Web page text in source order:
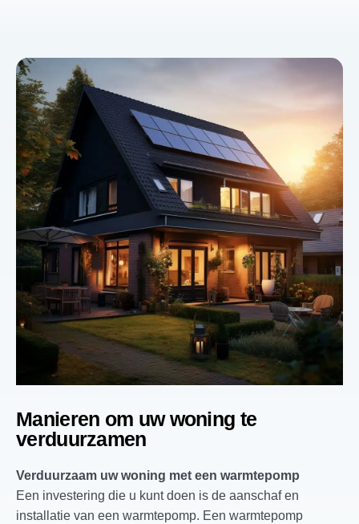
Manieren om uw woning te
verduurzamen
Verduurzaam uw woning met een warmtepomp
Een investering die u kunt doen is de aanschaf en
installatie van een warmtepomp. Een warmtepomp